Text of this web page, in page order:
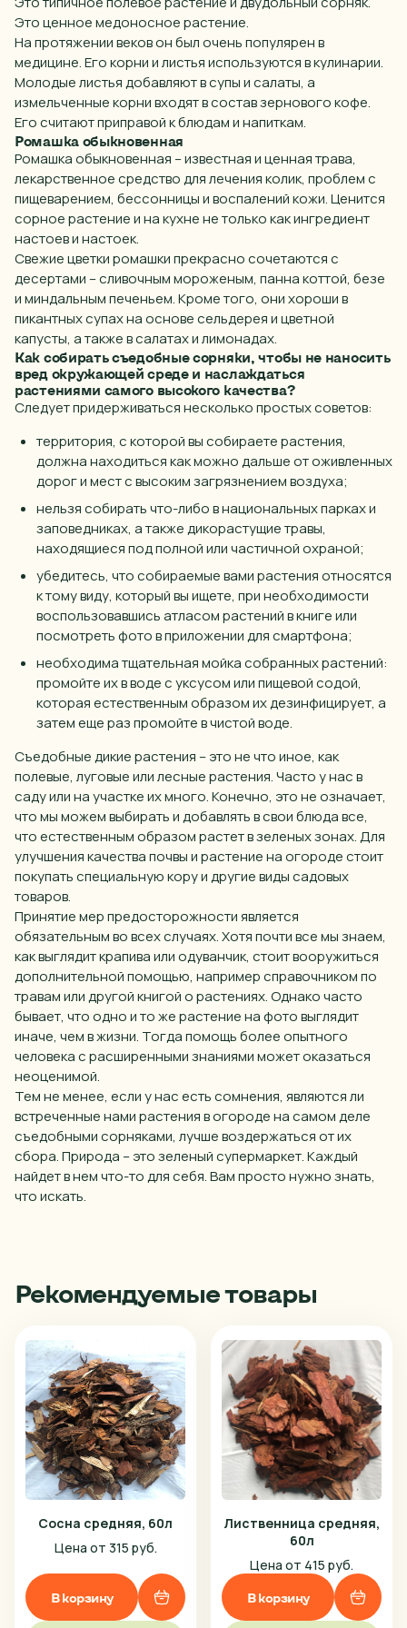
Это ценное медоносное растение.
На протяжении веков он был очень популярен в
медицине. Его корни и листья используются в кулинарии.
Молодые листья добавляют в супы и салаты, а
измельченные корни входят в состав зернового кофе.
Его считают приправой к блюдам и напиткам.
Ромашка обыкновенная
Ромашка обыкновенная – известная и ценная трава,
лекарственное средство для лечения колик, проблем с
пищеварением, бессонницы и воспалений кожи. Ценится
сорное растениеи на кухне не только как ингредиент
настоев и настоек.
Свежие цветки ромашки прекрасно сочетаются с
десертами – сливочным мороженым, панна коттой, безе
и миндальным печеньем. Кроме того, они хороши в
пикантных супах на основе сельдерея и цветной
капусты, а также в салатах и ​​лимонадах.
Как собирать съедобные сорняки, чтобы не наносить
вред окружающей среде и наслаждаться
растениями самого высокого качества?
Следует придерживаться несколько простых советов:
территория, скоторойвы собираете растения,
должна находиться как можно дальше от оживленных
дороги мест с высоким загрязнением воздуха;
нельзя собирать что-либо в национальных парках и
заповедниках, а такжедикорастущие травы,
находящиеся под полной или частичной охраной;
убедитесь, что собираемые вами растения относятся
к томувиду, который вы ищете, при необходимости
воспользовавшись атласом растений в книге или
посмотретьфотов приложении для смартфона;
необходима тщательная мойка собранных растений:
промойте их вводес уксусом или пищевой содой,
котораяестественным образом их дезинфицирует, а
затемещеразпромойте в чистойводе.
Съедобные дикие растения – это не что иное, как
полевые, луговые или лесные растения. Часто у нас в
садуили на участке их много. Конечно, это не означает,
что мы можем выбирать и добавлять в свои блюда все,
что естественным образом растет в зеленых зонах. Для
улучшения качества почвы и растение на огороде стоит
покупать специальную кору и другие виды садовых
товаров.
Принятие мер предосторожности является
обязательным во всех случаях. Хотя почти все мы знаем,
как выглядит крапива или одуванчик, стоит вооружиться
дополнительной помощью, например справочником по
травам или другой книгой о растениях. Однако часто
бывает, чтооднои то же растение на фото выглядит
иначе, чем в жизни. Тогда помощь более опытного
человека с расширенными знаниями может оказаться
неоценимой.
Тем неменее, если у нас есть сомнения, являются ли
встреченные нами растенияв огородена самом деле
съедобными сорняками, лучше воздержаться от их
сбора. Природа – это зеленый супермаркет. Каждый
найдет в нем что-то для себя. Вам просто нужно знать,
что искать.
Рекомендуемые товары
Сосна средняя, 60л
Цена от 315 руб.
В корзину
Лиственница средняя,
60л
Цена от 415 руб.
В корзину
Закрыть
Ваш город
Выберите
Барнаул
Я предоставляю согласие на обработку своих
персональных данных организации ИНН 55415577930